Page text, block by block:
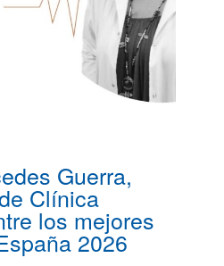
Guerra,
Clínica
los mejores
2026